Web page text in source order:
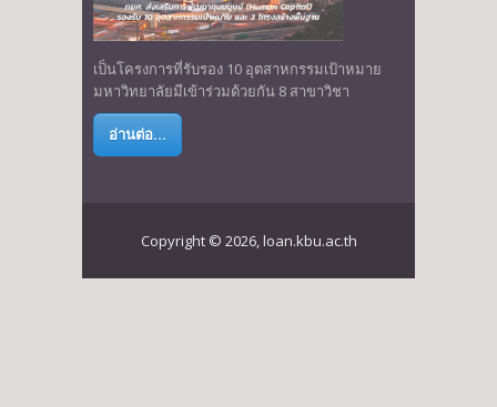
เป็นโครงการที่รับรอง 10 อุตสาหกรรมเป้าหมาย
มหาวิทยาลัยมีเข้าร่วมด้วยกัน 8 สาขาวิชา
อ่านต่อ...
Copyright © 2026, loan.kbu.ac.th